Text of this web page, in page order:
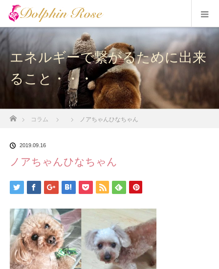
エネルギーで繋がるために出来
ること・・・
コラム ノアちゃんひなちゃん
2019.09.16
ノアちゃんひなちゃん